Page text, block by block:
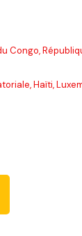
Congo,
Haïti,